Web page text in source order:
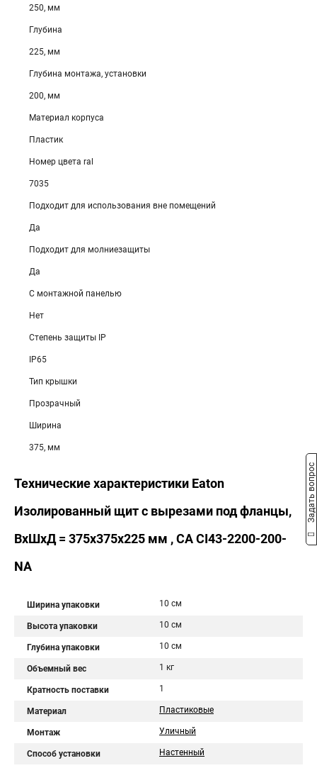
250, мм
Глубина
225, мм
Глубина монтажа, установки
200, мм
Материал корпуса
Пластик
Номер цвета ral
7035
Подходит для использования вне помещений
Да
Подходит для молниезащиты
Да
С монтажной панелью
Нет
Степень защиты IP
IP65
Тип крышки
Прозрачный
Ширина
375, мм
Технические характеристики Eaton
Изолированный щит с вырезами под фланцы,
ВхШхД = 375x375x225 мм , СА CI43-2200-200-
NA
Ширина упаковки 10 см
Высота упаковки 10 см
Глубина упаковки 10 см
Объемный вес 1 кг
Кратность поставки 1
Материал Пластиковые
Монтаж Уличный
Способ установки Настенный
Задать вопрос